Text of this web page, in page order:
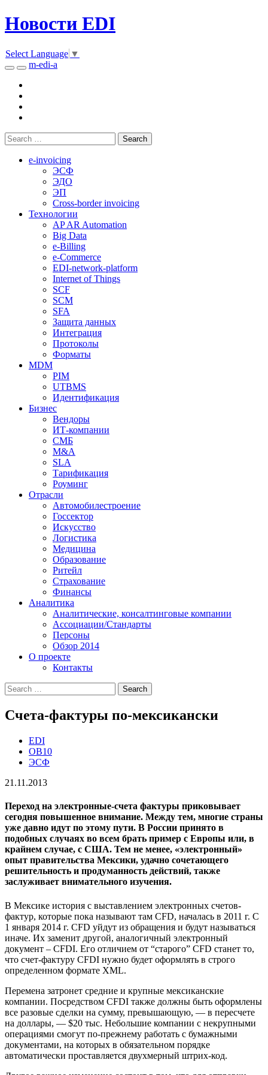
Новости EDI
Select Language ▼
m-edi-a
e-invoicing
ЭСФ
ЭДО
ЭП
Cross-border invoicing
Технологии
AP AR Automation
Big Data
e-Billing
e-Commerce
EDI-network-platform
Internet of Things
SCF
SCM
SFA
Защита данных
Интеграция
Протоколы
Форматы
MDM
PIM
UTBMS
Идентификация
Бизнес
Вендоры
ИТ-компании
СМБ
M&A
SLA
Тарификация
Роуминг
Отрасли
Автомобилестроение
Госсектор
Искусство
Логистика
Медицина
Образование
Ритейл
Страхование
Финансы
Аналитика
Аналитические, консалтинговые компании
Ассоциации/Стандарты
Персоны
Обзор 2014
О проекте
Контакты
Счета-фактуры по-мексикански
EDI
OB10
ЭСФ
21.11.2013
Переход на электронные-счета фактуры приковывает
сегодня повышенное внимание. Между тем, многие страны
уже давно идут по этому пути. В России принято в
подобных случаях во всем брать пример с Европы или, в
крайнем случае, с США. Тем не менее, «электронный»
опыт правительства Мексики, удачно сочетающего
решительность и продуманность действий, также
заслуживает внимательного изучения.
В Мексике история с выставлением электронных счетов-
фактур, которые пока называют там CFD, началась в 2011 г. С
1 января 2014 г. CFD уйдут из обращения и будут называться
иначе. Их заменит другой, аналогичный электронный
документ – CFDI. Его отличием от “старого” CFD станет то,
что счет-фактуру CFDI нужно будет оформлять в строго
определенном формате XML.
Перемена затронет средние и крупные мексиканские
компании. Посредством CFDI также должны быть оформлены
все разовые сделки на сумму, превышающую, — в пересчете
на доллары, — $20 тыс. Небольшие компании с некрупными
операциями смогут по-прежнему работать с бумажными
документами, на которых в обязательном порядке
автоматически проставляется двухмерный штрих-код.